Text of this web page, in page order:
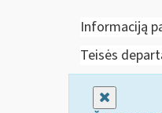
Informaciją
Teisės